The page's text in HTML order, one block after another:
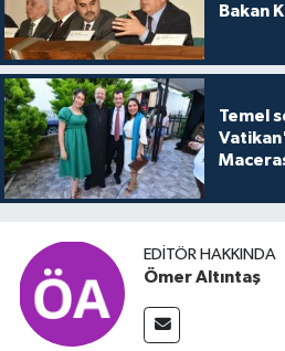
Bakan
Temel
EDITÖR HAKKINDA
Ömer Altıntaş